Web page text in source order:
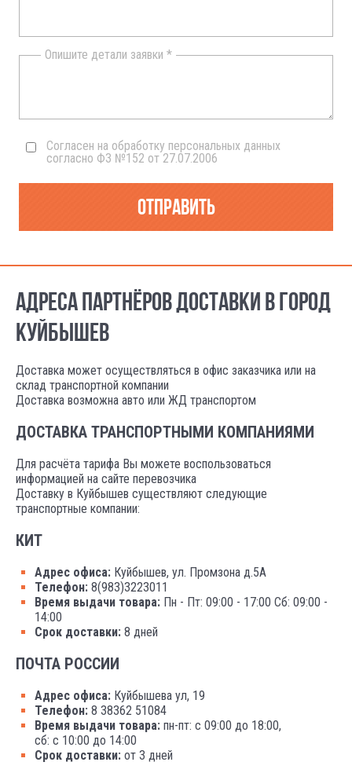
Опишите детали заявки *
Согласен на обработку персональных данных
согласно ФЗ №152 от 27.07.2006
Отправить
АДРЕСА ПАРТНЁРОВ ДОСТАВКИ В ГОРОД
КУЙБЫШЕВ
Доставка может осуществляться в офис заказчика или на
склад транспортной компании
Доставка возможна авто или ЖД транспортом
ДОСТАВКА ТРАНСПОРТНЫМИ КОМПАНИЯМИ
Для расчёта тарифа Вы можете воспользоваться
информацией на сайте перевозчика
Доставку в Куйбышев существляют следующие
транспортные компании:
КИТ
Адрес офиса: Куйбышев, ул. Промзона д.5А
Телефон: 8(983)3223011
Время выдачи товара: Пн - Пт: 09:00 - 17:00 Сб: 09:00 -
14:00
Срок доставки: 8 дней
ПОЧТА РОССИИ
Адрес офиса: Куйбышева ул, 19
Телефон: 8 38362 51084
Время выдачи товара: пн-пт: с 09:00 до 18:00,
сб: с 10:00 до 14:00
Срок доставки: от 3 дней